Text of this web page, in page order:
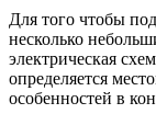
Для того чтобы
несколько
электрическая
определяется
особенностей в